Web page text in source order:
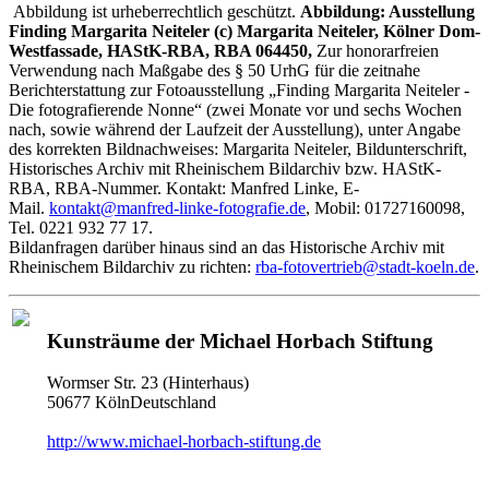
Abbildung ist urheberrechtlich geschützt. Abbildung: Ausstellung
Finding Margarita Neiteler (c) Margarita Neiteler, Kölner Dom-
Westfassade, HAStK-RBA, RBA 064450, Zur honorarfreien
Verwendung nach Maßgabe des § 50 UrhG für die zeitnahe
Berichterstattung zur Fotoausstellung „Finding Margarita Neiteler -
Die fotografierende Nonne“ (zwei Monate vor und sechs Wochen
nach, sowie während der Laufzeit der Ausstellung), unter Angabe
des korrekten Bildnachweises: Margarita Neiteler, Bildunterschrift,
Historisches Archiv mit Rheinischem Bildarchiv bzw. HAStK-
RBA, RBA-Nummer. Kontakt: Manfred Linke, E-
Mail. kontakt@manfred-linke-fotografie.de, Mobil: 01727160098,
Tel. 0221 932 77 17.
Bildanfragen darüber hinaus sind an das Historische Archiv mit
Rheinischem Bildarchiv zu richten: rba-fotovertrieb@stadt-koeln.de.
Kunsträume der Michael Horbach Stiftung
Wormser Str. 23 (Hinterhaus)
50677 KölnDeutschland
http://www.michael-horbach-stiftung.de